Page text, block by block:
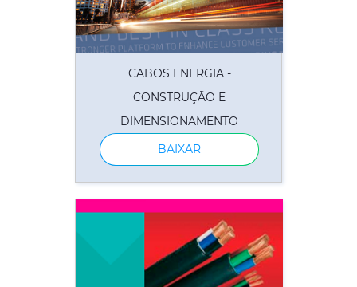
CABOS ENERGIA -
CONSTRUÇÃO E
DIMENSIONAMENTO
BAIXAR